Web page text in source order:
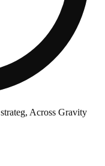
strateg, Across Gravity